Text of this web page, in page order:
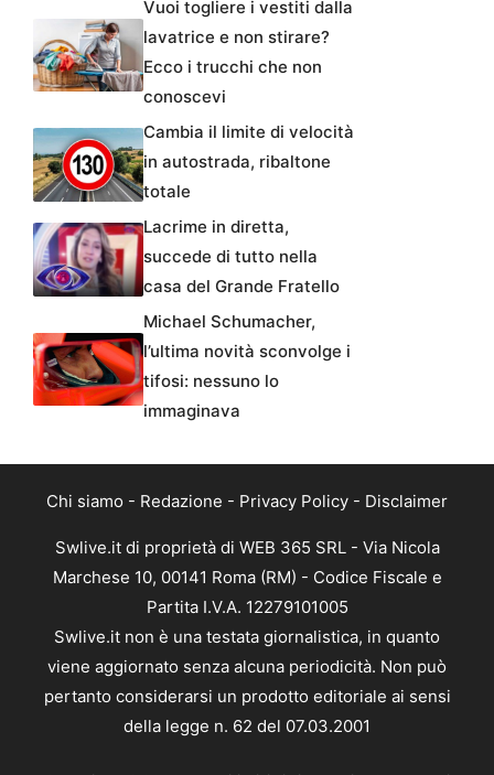
Vuoi togliere i vestiti dalla
lavatrice e non stirare?
Ecco i trucchi che non
conoscevi
Cambia il limite di velocità
in autostrada, ribaltone
totale
Lacrime in diretta,
succede di tutto nella
casa del Grande Fratello
Michael Schumacher,
l’ultima novità sconvolge i
tifosi: nessuno lo
immaginava
Chi siamo - Redazione - Privacy Policy - Disclaimer
Swlive.it di proprietà di WEB 365 SRL - Via Nicola
Marchese 10, 00141 Roma (RM) - Codice Fiscale e
Partita I.V.A. 12279101005
Swlive.it non è una testata giornalistica, in quanto
viene aggiornato senza alcuna periodicità. Non può
pertanto considerarsi un prodotto editoriale ai sensi
della legge n. 62 del 07.03.2001